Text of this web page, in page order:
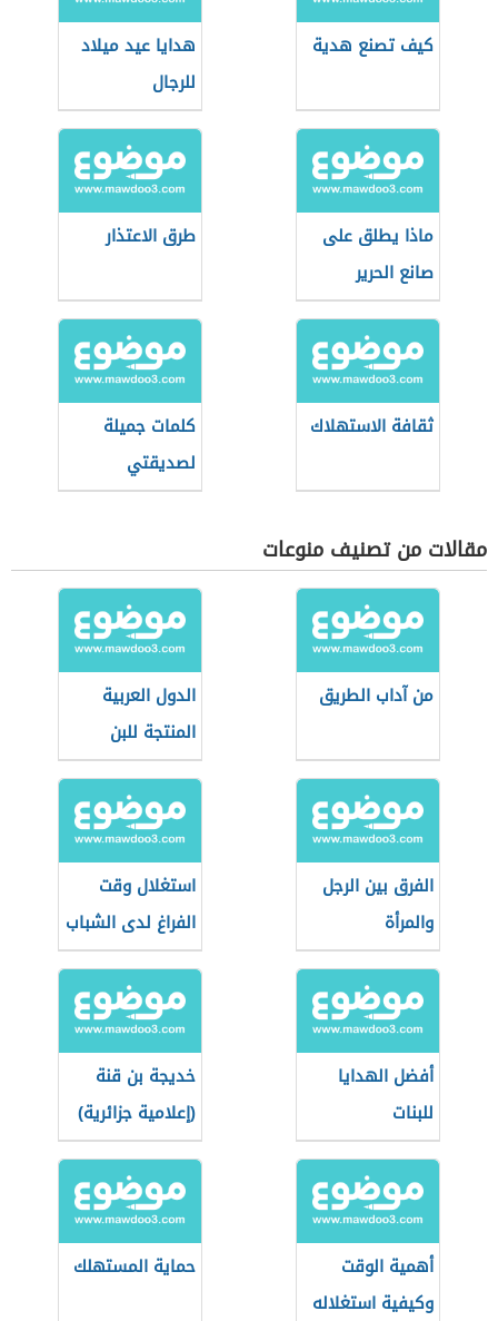
كيف تصنع هدية
هدايا عيد ميلاد
للرجال
ماذا يطلق على
صانع الحرير
طرق الاعتذار
ثقافة الاستهلاك
كلمات جميلة
لصديقتي
مقالات من تصنيف منوعات
من آداب الطريق
الدول العربية
المنتجة للبن
الفرق بين الرجل
والمرأة
استغلال وقت
الفراغ لدى الشباب
أفضل الهدايا
للبنات
خديجة بن قنة
(إعلامية جزائرية)
أهمية الوقت
وكيفية استغلاله
حماية المستهلك